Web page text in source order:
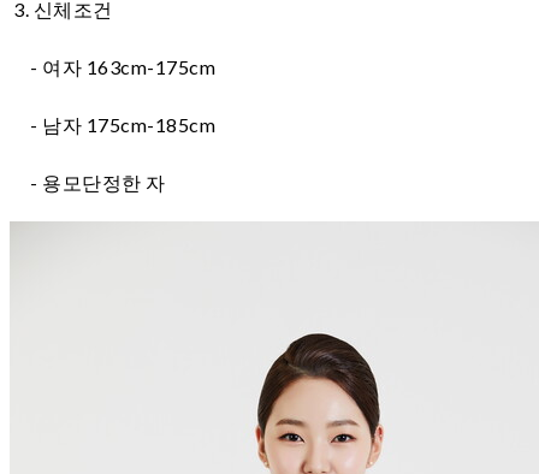
3. 신체조건
- 여자 163cm-175cm
- 남자 175cm-185cm
- 용모단정한 자